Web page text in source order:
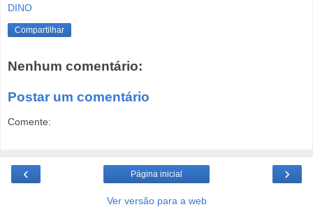
DINO
Compartilhar
Nenhum comentário:
Postar um comentário
Comente:
‹ ›
Página inicial
Ver versão para a web